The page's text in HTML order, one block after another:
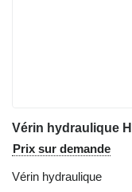
Prix sur demande
Vérin hydraulique